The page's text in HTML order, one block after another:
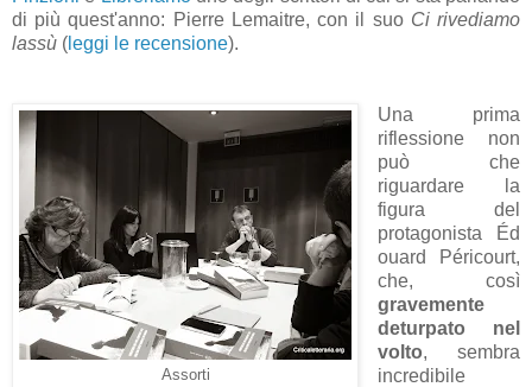
di più quest'anno: Pierre Lemaitre, con il suo Ci rivediamo
lassù ( leggi le recensione).
Assorti
Una prima
riflessione non
può che
riguardare la
figura del
protagonista
Éd
ouard Péricourt,
che, così
gravemente
deturpato nel
volto, sembra
incredibile